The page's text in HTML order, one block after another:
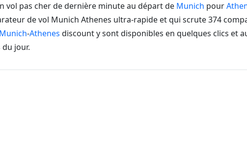
vol pas cher de dernière minute au départ de Munich pour
de vol Munich Athenes ultra-rapide et qui scrute 374
Munich-Athenes discount y sont disponibles en quelques clics et
jour.